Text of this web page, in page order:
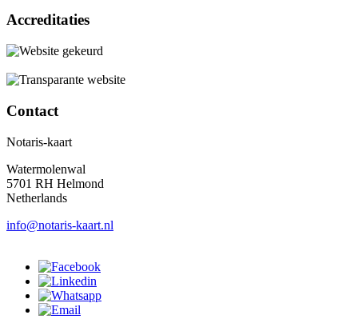
Accreditaties
Contact
Notaris-kaart
Watermolenwal
5701 RH Helmond
Netherlands
info@notaris-kaart.nl